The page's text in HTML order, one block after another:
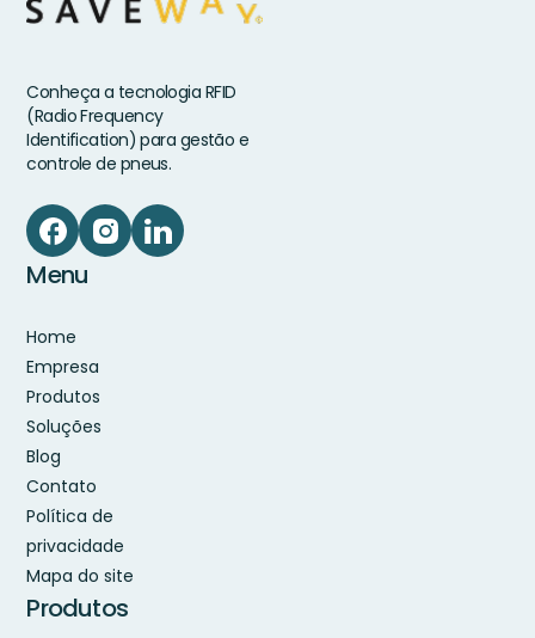
Conheça a tecnologia RFID
(Radio Frequency
Identification) para gestão e
controle de pneus.
Menu
Home
Empresa
Produtos
Soluções
Blog
Contato
Política de
privacidade
Mapa do site
Produtos